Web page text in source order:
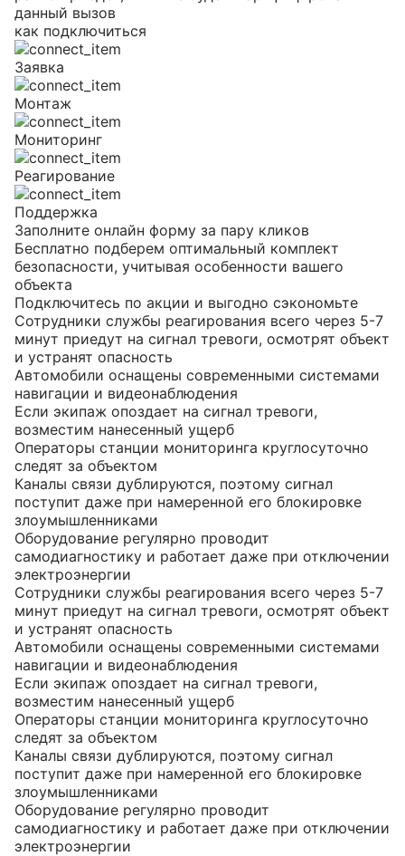
данный вызов
как подключиться
Заявка
Монтаж
Мониторинг
Реагирование
Поддержка
Заполните онлайн форму за пару кликов
Бесплатно подберем оптимальный комплект
безопасности, учитывая особенности вашего
объекта
Подключитесь по акции и выгодно сэкономьте
Сотрудники службы реагирования всего через 5-7
минут приедут на сигнал тревоги, осмотрят объект
и устранят опасность
Автомобили оснащены современными системами
навигации и видеонаблюдения
Если экипаж опоздает на сигнал тревоги,
возместим нанесенный ущерб
Операторы станции мониторинга круглосуточно
следят за объектом
Каналы связи дублируются, поэтому сигнал
поступит даже при намеренной его блокировке
злоумышленниками
Оборудование регулярно проводит
самодиагностику и работает даже при отключении
электроэнергии
Сотрудники службы реагирования всего через 5-7
минут приедут на сигнал тревоги, осмотрят объект
и устранят опасность
Автомобили оснащены современными системами
навигации и видеонаблюдения
Если экипаж опоздает на сигнал тревоги,
возместим нанесенный ущерб
Операторы станции мониторинга круглосуточно
следят за объектом
Каналы связи дублируются, поэтому сигнал
поступит даже при намеренной его блокировке
злоумышленниками
Оборудование регулярно проводит
самодиагностику и работает даже при отключении
электроэнергии